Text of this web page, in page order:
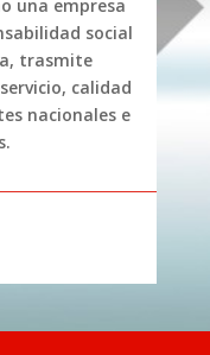
una empresa
social
trasmite
calidad
nacionales e